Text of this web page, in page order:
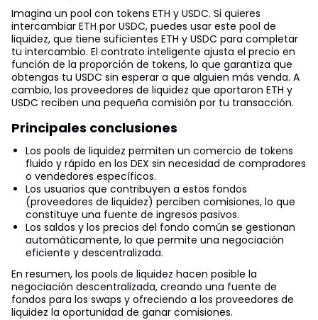
Imagina un pool con tokens ETH y USDC. Si quieres
intercambiar ETH por USDC, puedes usar este pool de
liquidez, que tiene suficientes ETH y USDC para completar
tu intercambio. El contrato inteligente ajusta el precio en
función de la proporción de tokens, lo que garantiza que
obtengas tu USDC sin esperar a que alguien más venda. A
cambio, los proveedores de liquidez que aportaron ETH y
USDC reciben una pequeña comisión por tu transacción.
Principales conclusiones
Los pools de liquidez permiten un comercio de tokens
fluido y rápido en los DEX sin necesidad de compradores
o vendedores específicos.
Los usuarios que contribuyen a estos fondos
(proveedores de liquidez) perciben comisiones, lo que
constituye una fuente de ingresos pasivos.
Los saldos y los precios del fondo común se gestionan
automáticamente, lo que permite una negociación
eficiente y descentralizada.
En resumen, los pools de liquidez hacen posible la
negociación descentralizada, creando una fuente de
fondos para los swaps y ofreciendo a los proveedores de
liquidez la oportunidad de ganar comisiones.